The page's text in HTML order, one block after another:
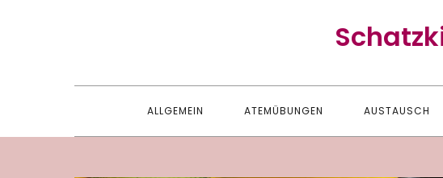
ALLGEMEIN ATEMÜBUNGEN AUSTAUSCH